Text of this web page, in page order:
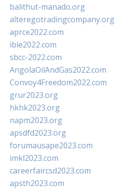
balithut-manado.org
alteregotradingcompany.org
aprce2022.com
ibie2022.com
sbcc-2022.com
AngolaOilAndGas2022.com
Convoy4Freedom2022.com
grur2023.org
hkhk2023.org
napm2023.org
apsdfd2023.org
forumausape2023.com
imkl2023.com
careerfaircsd2023.com
apsth2023.com